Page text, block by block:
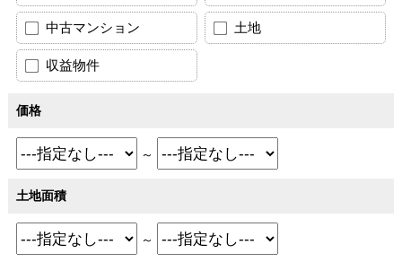
中古マンション 土地
収益物件
価格
～
土地面積
～